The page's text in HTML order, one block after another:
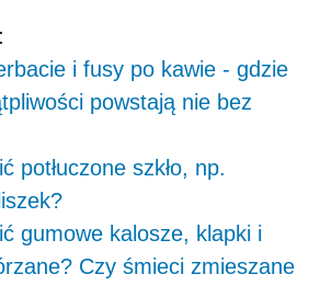
i fusy po kawie - gdzie
powstają nie bez
potłuczone szkło, np.
gumowe kalosze, klapki i
Czy śmieci zmieszane